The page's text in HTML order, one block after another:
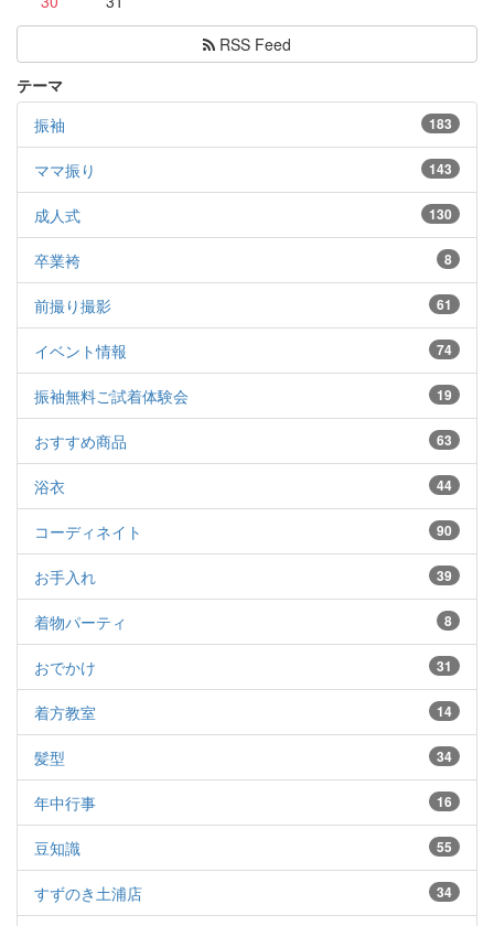
RSS Feed
テーマ
183
振袖
143
ママ振り
130
成人式
8
卒業袴
61
前撮り撮影
74
イベント情報
19
振袖無料ご試着体験会
63
おすすめ商品
44
浴衣
90
コーディネイト
39
お手入れ
8
着物パーティ
31
おでかけ
14
着方教室
34
髪型
16
年中行事
55
豆知識
34
すずのき土浦店